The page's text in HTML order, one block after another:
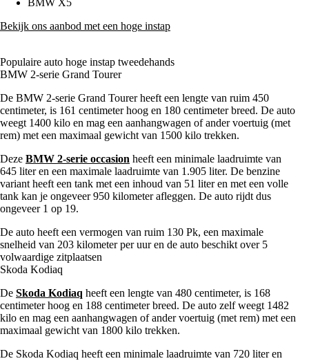
Bekijk ons aanbod met een hoge instap
Populaire auto hoge instap tweedehands
BMW 2-serie Grand Tourer
De BMW 2-serie Grand Tourer heeft een lengte van ruim 450
centimeter, is 161 centimeter hoog en 180 centimeter breed. De auto
weegt 1400 kilo en mag een aanhangwagen of ander voertuig (met
rem) met een maximaal gewicht van 1500 kilo trekken.
Deze BMW 2-serie occasion heeft een minimale laadruimte van
645 liter en een maximale laadruimte van 1.905 liter. De benzine
variant heeft een tank met een inhoud van 51 liter en met een volle
tank kan je ongeveer 950 kilometer afleggen. De auto rijdt dus
ongeveer 1 op 19.
De auto heeft een vermogen van ruim 130 Pk, een maximale
snelheid van 203 kilometer per uur en de auto beschikt over 5
volwaardige zitplaatsen
Skoda Kodiaq
De Skoda Kodiaq heeft een lengte van 480 centimeter, is 168
centimeter hoog en 188 centimeter breed. De auto zelf weegt 1482
kilo en mag een aanhangwagen of ander voertuig (met rem) met een
maximaal gewicht van 1800 kilo trekken.
De Skoda Kodiaq heeft een minimale laadruimte van 720 liter en